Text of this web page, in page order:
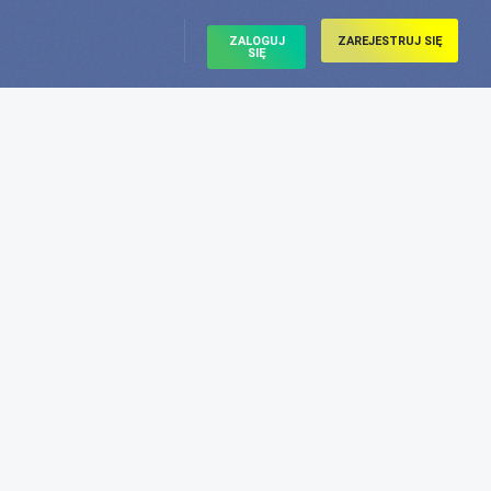
ZALOGUJ
SIĘ
ZAREJESTRUJ SIĘ